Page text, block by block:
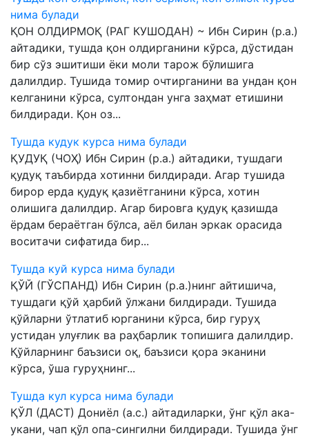
нима булади
ҚОН ОЛДИРМОҚ (РАГ КУШОДАН) ~ Ибн Сирин (р.а.)
айтадики, тушда қон олдирганини кўрса, дўстидан
бир сўз эшитиши ёки моли тарож бўлишига
далилдир. Тушида томир очтирганини ва ундан қон
келганини кўрса, султондан унга заҳмат етишини
билдиради. Қон оз...
Тушда кудук курса нима булади
ҚУДУҚ (ЧОҲ) Ибн Сирин (р.а.) айтадики, тушдаги
қудуқ таъбирда хотинни билдиради. Агар тушида
бирор ерда қудуқ қазиётганини кўрса, хотин
олишига далилдир. Агар бировга қудуқ қазишда
ёрдам бераётган бўлса, аёл билан эркак орасида
воситачи сифатида бир...
Тушда куй курса нима булади
ҚЎЙ (ГЎСПАНД) Ибн Сирин (р.а.)нинг айтишича,
тушдаги қўй ҳарбий ўлжани билдиради. Тушида
қўйларни ўтлатиб юрганини кўрса, бир гуруҳ
устидан улуғлик ва раҳбарлик топишига далилдир.
Қўйларнинг баъзиси оқ, баъзиси қора эканини
кўрса, ўша гуруҳнинг...
Тушда кул курса нима булади
ҚЎЛ (ДАСТ) Дониёл (а.с.) айтадиларки, ўнг қўл ака-
укани, чап қўл опа-сингилни билдиради. Тушида ўнг